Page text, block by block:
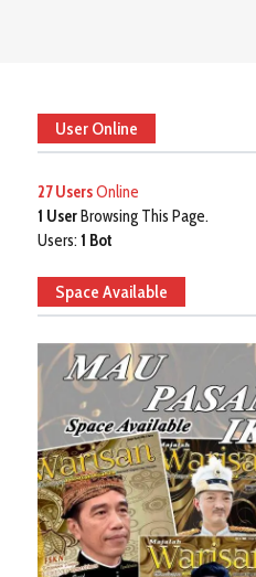
User Online
27 UsersOnline
1 UserBrowsing This Page.
Users: 1 Bot
Space Available